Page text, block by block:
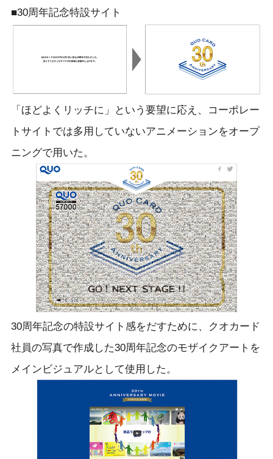
■30周年記念特設サイト
「ほどよくリッチに」という要望に応え、コーポレー
トサイトでは多用していないアニメーションをオープ
ニングで用いた。
30周年記念の特設サイト感をだすために、クオカード
社員の写真で作成した30周年記念のモザイクアートを
メインビジュアルとして使用した。